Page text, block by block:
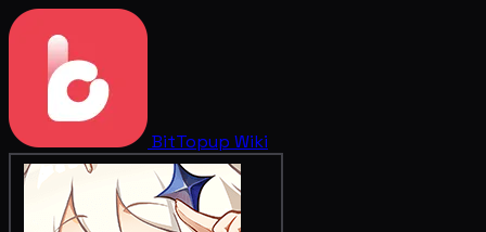
BitTopup Wiki